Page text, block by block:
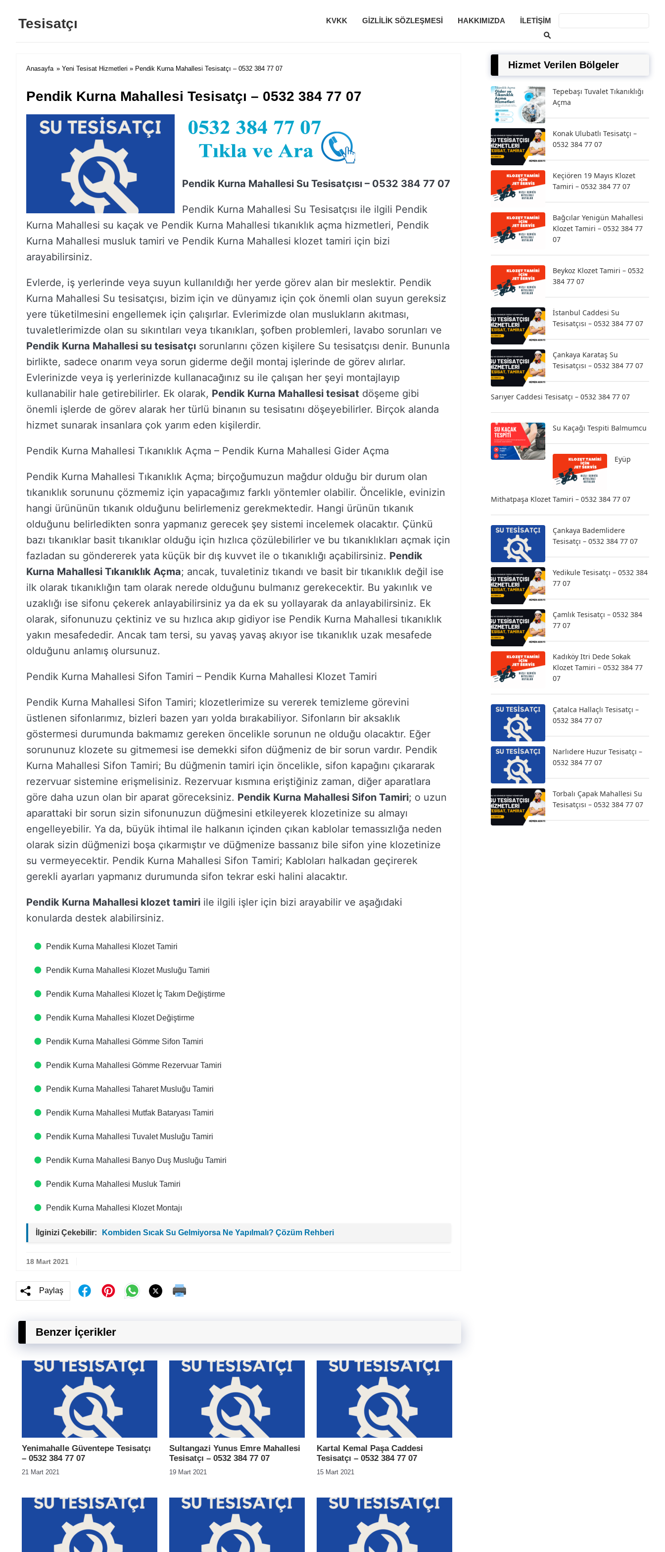
Tesisatçı KVKK GIZLILIK SÖZLEŞMESI HAKKIMIZDA İLETIŞIM
Anasayfa » Yeni Tesisat Hizmetleri » Pendik Kurna Mahallesi Tesisatçı – 0532 384 77 07
Pendik Kurna Mahallesi Tesisatçı – 0532 384 77 07
Pendik Kurna Mahallesi Su Tesisatçısı – 0532 384 77 07
Pendik Kurna Mahallesi Su Tesisatçısı ile ilgili Pendik
Kurna Mahallesi su kaçak ve Pendik Kurna Mahallesi tıkanıklık açma hizmetleri, Pendik
Kurna Mahallesi musluk tamiri ve Pendik Kurna Mahallesi klozet tamiri için bizi
arayabilirsiniz.
Evlerde, iş yerlerinde veya suyun kullanıldığı her yerde görev alan bir meslektir. Pendik
Kurna Mahallesi Su tesisatçısı, bizim için ve dünyamız için çok önemli olan suyun gereksiz
yere tüketilmesini engellemek için çalışırlar. Evlerimizde olan muslukların akıtması,
tuvaletlerimizde olan su sıkıntıları veya tıkanıkları, şofben problemleri, lavabo sorunları ve
Pendik Kurna Mahallesi su tesisatçı sorunlarını çözen kişilere Su tesisatçısı denir. Bununla
birlikte, sadece onarım veya sorun giderme değil montaj işlerinde de görev alırlar.
Evlerinizde veya iş yerlerinizde kullanacağınız su ile çalışan her şeyi montajlayıp
kullanabilir hale getirebilirler. Ek olarak, Pendik Kurna Mahallesi tesisat döşeme gibi
önemli işlerde de görev alarak her türlü binanın su tesisatını döşeyebilirler. Birçok alanda
hizmet sunarak insanlara çok yarım eden kişilerdir.
Pendik Kurna Mahallesi Tıkanıklık Açma – Pendik Kurna Mahallesi Gider Açma
Pendik Kurna Mahallesi Tıkanıklık Açma; birçoğumuzun mağdur olduğu bir durum olan
tıkanıklık sorununu çözmemiz için yapacağımız farklı yöntemler olabilir. Öncelikle, evinizin
hangi ürününün tıkanık olduğunu belirlemeniz gerekmektedir. Hangi ürünün tıkanık
olduğunu belirledikten sonra yapmanız gerecek şey sistemi incelemek olacaktır. Çünkü
bazı tıkanıklar basit tıkanıklar olduğu için hızlıca çözülebilirler ve bu tıkanıklıkları açmak için
fazladan su göndererek yata küçük bir dış kuvvet ile o tıkanıklığı açabilirsiniz. Pendik
Kurna Mahallesi Tıkanıklık Açma; ancak, tuvaletiniz tıkandı ve basit bir tıkanıklık değil ise
ilk olarak tıkanıklığın tam olarak nerede olduğunu bulmanız gerekecektir. Bu yakınlık ve
uzaklığı ise sifonu çekerek anlayabilirsiniz ya da ek su yollayarak da anlayabilirsiniz. Ek
olarak, sifonunuzu çektiniz ve su hızlıca akıp gidiyor ise Pendik Kurna Mahallesi tıkanıklık
yakın mesafededir. Ancak tam tersi, su yavaş yavaş akıyor ise tıkanıklık uzak mesafede
olduğunu anlamış olursunuz.
Pendik Kurna Mahallesi Sifon Tamiri – Pendik Kurna Mahallesi Klozet Tamiri
Pendik Kurna Mahallesi Sifon Tamiri; klozetlerimize su vererek temizleme görevini
üstlenen sifonlarımız, bizleri bazen yarı yolda bırakabiliyor. Sifonların bir aksaklık
göstermesi durumunda bakmamız gereken öncelikle sorunun ne olduğu olacaktır. Eğer
sorununuz klozete su gitmemesi ise demekki sifon düğmeniz de bir sorun vardır. Pendik
Kurna Mahallesi Sifon Tamiri; Bu düğmenin tamiri için öncelikle, sifon kapağını çıkararak
rezervuar sistemine erişmelisiniz. Rezervuar kısmına eriştiğiniz zaman, diğer aparatlara
göre daha uzun olan bir aparat göreceksiniz. Pendik Kurna Mahallesi Sifon Tamiri; o uzun
aparattaki bir sorun sizin sifonunuzun düğmesini etkileyerek klozetinize su almayı
engelleyebilir. Ya da, büyük ihtimal ile halkanın içinden çıkan kablolar temassızlığa neden
olarak sizin düğmenizi boşa çıkarmıştır ve düğmenize bassanız bile sifon yine klozetinize
su vermeyecektir. Pendik Kurna Mahallesi Sifon Tamiri; Kabloları halkadan geçirerek
gerekli ayarları yapmanız durumunda sifon tekrar eski halini alacaktır.
Pendik Kurna Mahallesi klozet tamiri ile ilgili işler için bizi arayabilir ve aşağıdaki
konularda destek alabilirsiniz.
Pendik Kurna Mahallesi Klozet Tamiri
Pendik Kurna Mahallesi Klozet Musluğu Tamiri
Pendik Kurna Mahallesi Klozet İç Takım Değiştirme
Pendik Kurna Mahallesi Klozet Değiştirme
Pendik Kurna Mahallesi Gömme Sifon Tamiri
Pendik Kurna Mahallesi Gömme Rezervuar Tamiri
Pendik Kurna Mahallesi Taharet Musluğu Tamiri
Pendik Kurna Mahallesi Mutfak Bataryası Tamiri
Pendik Kurna Mahallesi Tuvalet Musluğu Tamiri
Pendik Kurna Mahallesi Banyo Duş Musluğu Tamiri
Pendik Kurna Mahallesi Musluk Tamiri
Pendik Kurna Mahallesi Klozet Montajı
İlginizi Çekebilir: Kombiden Sıcak Su Gelmiyorsa Ne Yapılmalı? Çözüm Rehberi
18 Mart 2021
Paylaş
Benzer İçerikler
Yenimahalle Güventepe Tesisatçı
– 0532 384 77 07
21 Mart 2021
Sultangazi Yunus Emre Mahallesi
Tesisatçı – 0532 384 77 07
19 Mart 2021
Kartal Kemal Paşa Caddesi
Tesisatçı – 0532 384 77 07
15 Mart 2021
Hizmet Verilen Bölgeler
Tepebaşı Tuvalet Tıkanıklığı
Açma
Konak Ulubatlı Tesisatçı –
0532 384 77 07
Keçiören 19 Mayıs Klozet
Tamiri – 0532 384 77 07
Bağcılar Yenigün Mahallesi
Klozet Tamiri – 0532 384 77
07
Beykoz Klozet Tamiri – 0532
384 77 07
İstanbul Caddesi Su
Tesisatçısı – 0532 384 77 07
Çankaya Karataş Su
Tesisatçısı – 0532 384 77 07
Sarıyer Caddesi Tesisatçı – 0532 384 77 07
Su Kaçağı Tespiti Balmumcu
Eyüp
Mithatpaşa Klozet Tamiri – 0532 384 77 07
Çankaya Bademlidere
Tesisatçı – 0532 384 77 07
Yedikule Tesisatçı – 0532 384
77 07
Çamlık Tesisatçı – 0532 384
77 07
Kadıköy Itri Dede Sokak
Klozet Tamiri – 0532 384 77
07
Çatalca Hallaçlı Tesisatçı –
0532 384 77 07
Narlıdere Huzur Tesisatçı –
0532 384 77 07
Torbalı Çapak Mahallesi Su
Tesisatçısı – 0532 384 77 07